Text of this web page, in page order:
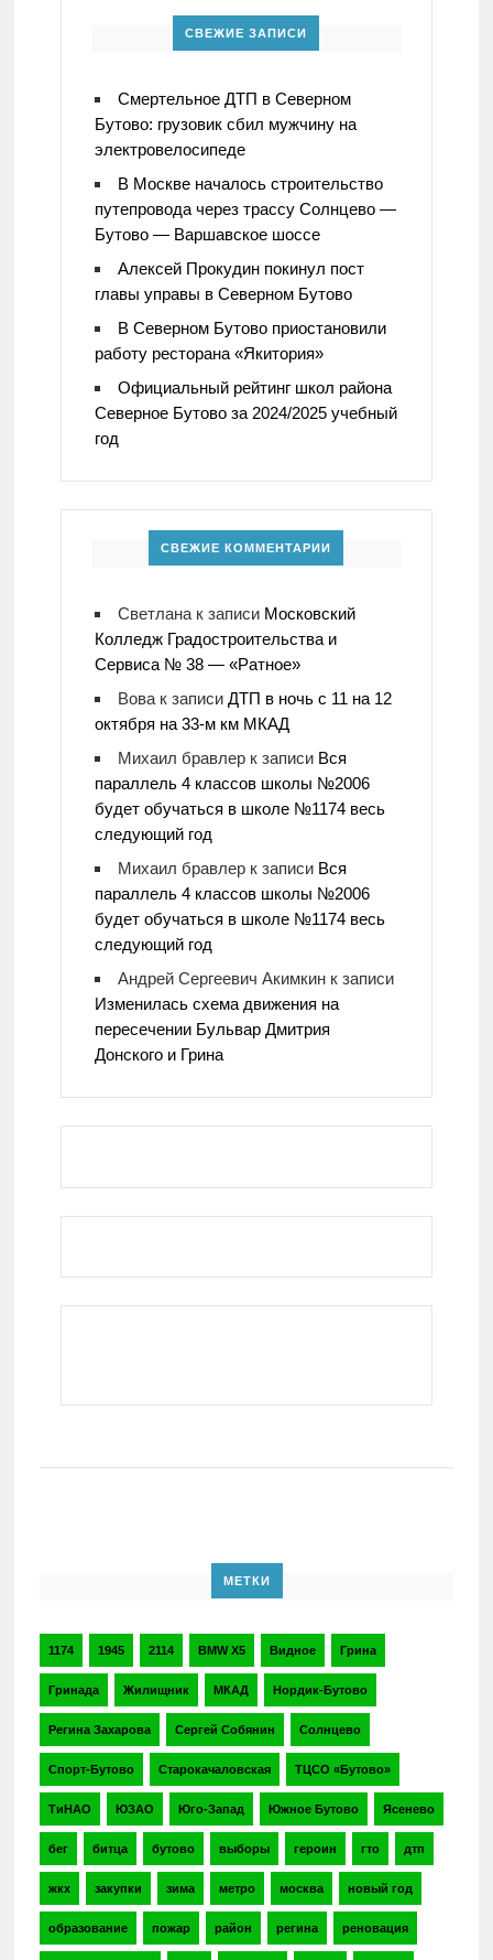
СВЕЖИЕ ЗАПИСИ
Смертельное ДТП в Северном
Бутово: грузовик сбил мужчину на
электровелосипеде
В Москве началось строительство
путепровода через трассу Солнцево —
Бутово — Варшавское шоссе
Алексей Прокудин покинул пост
главы управы в Северном Бутово
В Северном Бутово приостановили
работу ресторана «Якитория»
Официальный рейтинг школ района
Северное Бутово за 2024/2025 учебный
год
СВЕЖИЕ КОММЕНТАРИИ
Светланак записи Московский
Колледж Градостроительства и
Сервиса № 38 — «Ратное»
Вовак записи ДТП в ночь с 11 на 12
октября на 33-м км МКАД
Михаил бравлерк записи Вся
параллель 4 классов школы №2006
будет обучаться в школе №1174 весь
следующий год
Михаил бравлерк записи Вся
параллель 4 классов школы №2006
будет обучаться в школе №1174 весь
следующий год
Андрей Сергеевич Акимкинк записи
Изменилась схема движения на
пересечении Бульвар Дмитрия
Донского и Грина
МЕТКИ
1174 1945 2114 BMW X5 Видное Грина
Гринада Жилищник МКАД Нордик-Бутово
Регина Захарова Сергей Собянин Солнцево
Спорт-Бутово Старокачаловская ТЦСО «Бутово»
ТиНАО ЮЗАО Юго-Запад Южное Бутово Ясенево
бег битца бутово выборы героин гто дтп
жкх закупки зима метро москва новый год
образование пожар район регина реновация